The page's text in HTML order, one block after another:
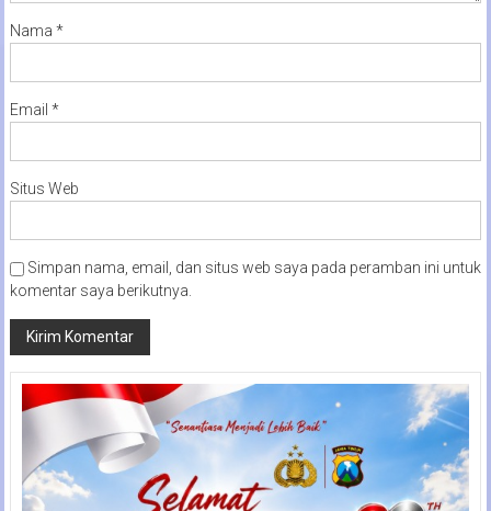
Nama *
Email *
Situs Web
Simpan nama, email, dan situs web saya pada peramban ini untuk
komentar saya berikutnya.